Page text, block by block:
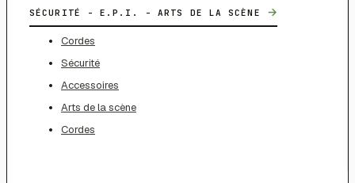
SÉCURITÉ - E.P.I. - ARTS DE LA SCÈNE →
Cordes
Sécurité
Accessoires
Arts de la scène
Cordes